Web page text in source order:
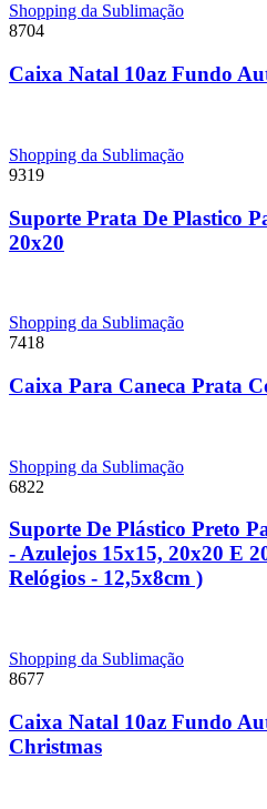
Shopping da Sublimação
8704
Caixa Natal 10az Fundo
Shopping da Sublimação
9319
Suporte Prata De Plastico
20x20
Shopping da Sublimação
7418
Caixa Para Caneca Prata
Shopping da Sublimação
6822
Suporte De Plástico Preto
- Azulejos 15x15, 20x20 E
Relógios - 12,5x8cm )
Shopping da Sublimação
8677
Caixa Natal 10az Fundo
Christmas